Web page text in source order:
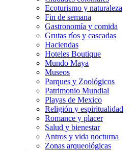
Ecoturismo y naturaleza
Fin de semana
Gastronomía y comida
Grutas ríos y cascadas
Haciendas
Hoteles Boutique
Mundo Maya
Museos
Parques y Zoológicos
Patrimonio Mundial
Playas de Mexico
Religión y espiritualidad
Romance y placer
Salud y bienestar
Antros y vida nocturna
Zonas arqueológicas